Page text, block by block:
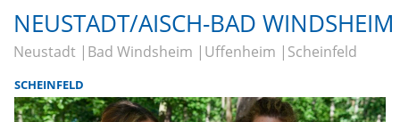
NEUSTADT/AISCH-BAD WINDSHEIM
Neustadt Bad Windsheim Uffenheim Scheinfeld
SCHEINFELD